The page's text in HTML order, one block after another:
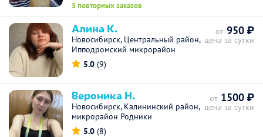
5 повторных заказов
Алина К.
Новосибирск, Центральный район,
Ипподромский микрорайон
5.0 (9)
от 950 ₽
цена за сутки
Вероника Н.
Новосибирск, Калининский район,
микрорайон Родники
5.0 (8)
от 1500 ₽
цена за сутки